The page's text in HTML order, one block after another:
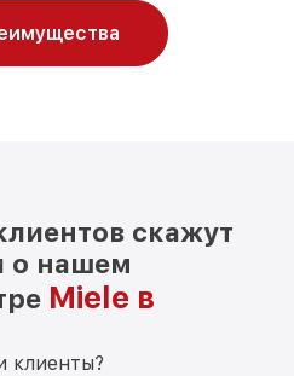
скажут
о нашем
Miele в
клиенты?